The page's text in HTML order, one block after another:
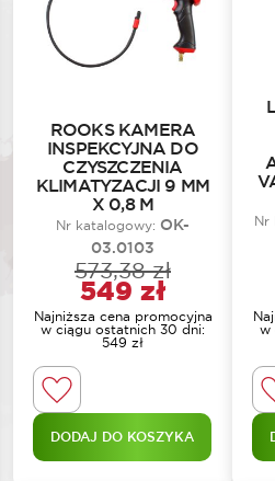
ROOKS KAMERA
INSPEKCYJNA DO
CZYSZCZENIA
KLIMATYZACJI 9 MM
X 0,8 M
Nr katalogowy: OK-
03.0103
573,38zł
Pierwotna
549zł
Aktualna
Najniższa cena promocyjna
w ciągu ostatnich 30 dni:
549 zł
DODAJ DO KOSZYKA
Nr
w